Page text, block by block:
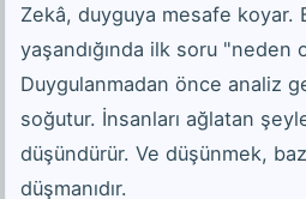
Zekâ, duyguya mesafe koyar.
yaşandığında ilk soru "neden
Duygulanmadan önce analiz
soğutur. İnsanları ağlatan
düşündürür. Ve düşünmek,
düşmanıdır.